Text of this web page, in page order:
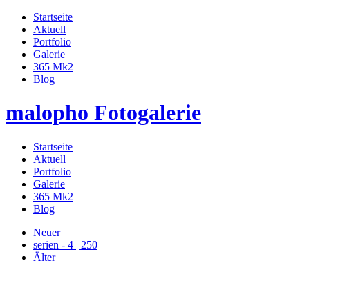
Startseite
Aktuell
Portfolio
Galerie
365 Mk2
Blog
malopho Fotogalerie
Startseite
Aktuell
Portfolio
Galerie
365 Mk2
Blog
Neuer
serien - 4 | 250
Älter